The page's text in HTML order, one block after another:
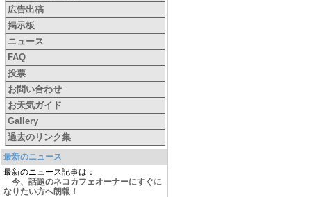
広告出稿
掲示板
ニュース
FAQ
投票
お問い合わせ
お天気ガイド
Gallery
過去のリンク集
最新のニュース
最新のニュース記事は：
今、話題のネコカフェオーナーにすぐに
なりたい方へ朗報！